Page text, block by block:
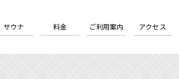
サウナ 料金 ご利用案内 アクセス